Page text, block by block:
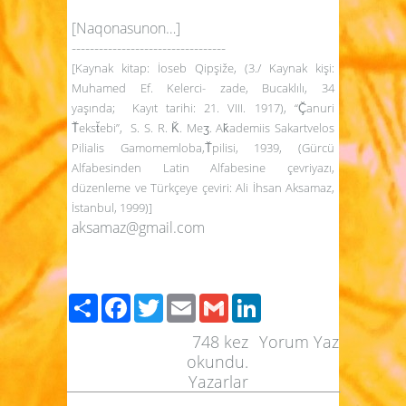
[Naqonasunon…]
----------------------------------
[Kaynak kitap: İoseb Qipşiže, (3./ Kaynak kişi:
Muhamed Ef. Kelerci- zade, Bucaklılı, 34
yaşında; Kayıt tarihi: 21. VIII. 1917), “Ç̆anuri
T̆ekst̆ebi”, S. S. R. K̆. Meʒ. Ak̆ademiis Sakartvelos
Pilialis Gamomemloba,T̆pilisi, 1939, (Gürcü
Alfabesinden Latin Alfabesine çevriyazı,
düzenleme ve Türkçeye çeviri: Ali İhsan Aksamaz,
İstanbul, 1999)]
aksamaz@gmail.com
PaylaşFacebook
TwitterEmailGmail
Yorum Yaz
748 kez
okundu.
Yazarlar